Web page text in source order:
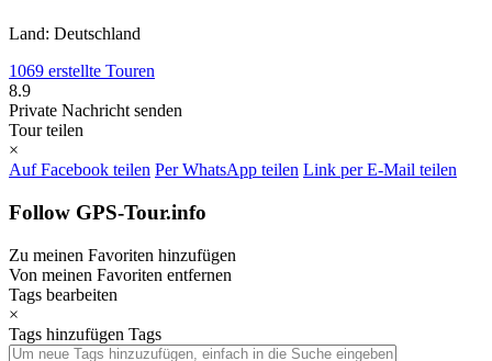
Land: Deutschland
1069 erstellte Touren
8.9
Private Nachricht senden
Tour teilen
×
Auf Facebook teilen Per WhatsApp teilen Link per E-Mail teilen
Follow GPS-Tour.info
Zu meinen Favoriten hinzufügen
Von meinen Favoriten entfernen
Tags bearbeiten
×
Tags hinzufügen Tags